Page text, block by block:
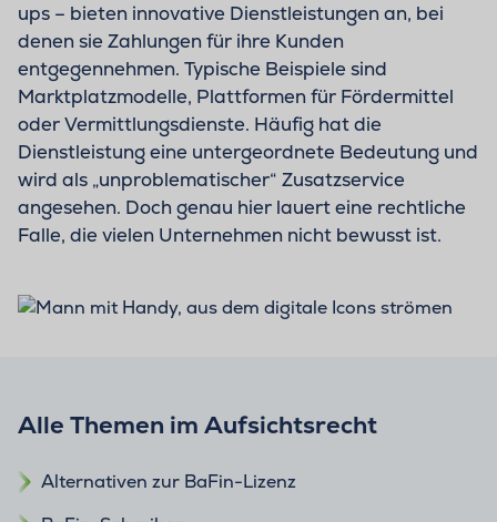
ups – bieten innovative Dienstleistungen an, bei
denen sie Zahlungen für ihre Kunden
entgegennehmen. Typische Beispiele sind
Marktplatzmodelle, Plattformen für Fördermittel
oder Vermittlungsdienste. Häufig hat die
Dienstleistung eine untergeordnete Bedeutung und
wird als „unproblematischer“ Zusatzservice
angesehen. Doch genau hier lauert eine rechtliche
Falle, die vielen Unternehmen nicht bewusst ist.
Alle Themen im Aufsichtsrecht
Alternativen zur BaFin-Lizenz